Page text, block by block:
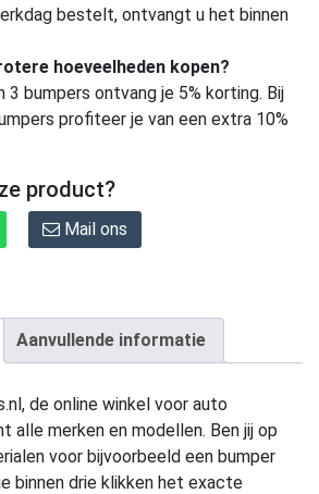
bestelt, ontvangt u het binnen
hoeveelheden kopen?
3 bumpers ontvang je 5% korting. Bij
profiteer je van een extra 10%
product?
Mail ons
Aanvullende informatie
de online winkel voor auto
alle merken en modellen. Ben jij op
voor bijvoorbeeld een bumper
binnen drie klikken het exacte